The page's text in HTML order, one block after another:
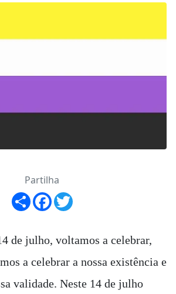
Partilha
Share Facebook
de julho, voltamos a celebrar,
a celebrar a nossa existência e
validade. Neste 14 de julho